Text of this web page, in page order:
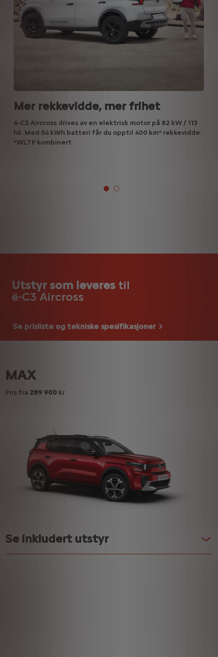
Mer rekkevidde, mer frihet
ë-C3 Aircross drives av en elektrisk motor på 82 kW / 113
hk. Med 54 kWh batteri får du opptil 400 km* rekkevidde.
*WLTP kombinert
Utstyr som leveres til
ë-C3 Aircross
Se prisliste og tekniske spesifikasjoner
MAX
Pris fra 289 900 kr
Se inkludert utstyr